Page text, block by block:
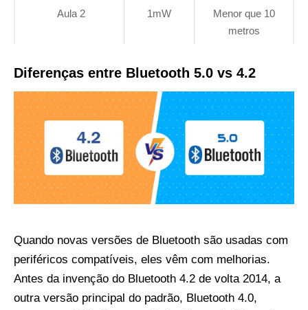
Aula 2 1mW
Menor que 10
metros
Diferenças entre Bluetooth 5.0 vs 4.2
Quando novas versões de Bluetooth são usadas com
periféricos compatíveis, eles vêm com melhorias.
Antes da invenção do Bluetooth 4.2 de volta 2014, a
outra versão principal do padrão, Bluetooth 4.0,